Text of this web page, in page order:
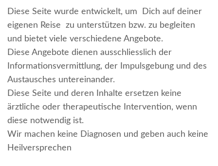
Diese Seite wurde entwickelt, um Dich auf deiner
eigenen Reise zu unterstützen bzw. zu begleiten
und bietet viele verschiedene Angebote.
Diese Angebote dienen ausschliesslich der
Informationsvermittlung, der Impulsgebung und des
Austausches untereinander.
Diese Seite und deren Inhalte ersetzen keine
ärztliche oder therapeutische Intervention, wenn
diese notwendig ist.
Wir machen keine Diagnosen und geben auch keine
Heilversprechen